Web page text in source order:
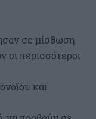
σε μίσθωση
οι περισσότεροι
και